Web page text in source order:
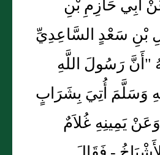
أَبِي حَازِمِ بْنِ
بْنِ سَعْدٍ السَّاعِدِيِّ
"أَنَّ رَسُولَ اللَّهِ
وَسَلَّمَ أُتِيَ بِشَرَابٍ
يَمِينِهِ غُلاَمٌ